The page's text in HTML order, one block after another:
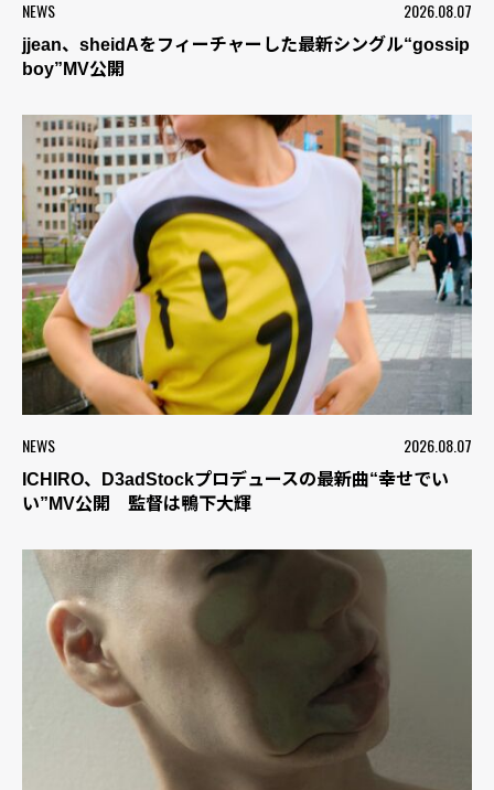
NEWS 2026.08.07
jjean、sheidAをフィーチャーした最新シングル“gossip
boy”MV公開
NEWS 2026.08.07
ICHIRO、D3adStockプロデュースの最新曲“幸せでい
い”MV公開 監督は鴨下大輝